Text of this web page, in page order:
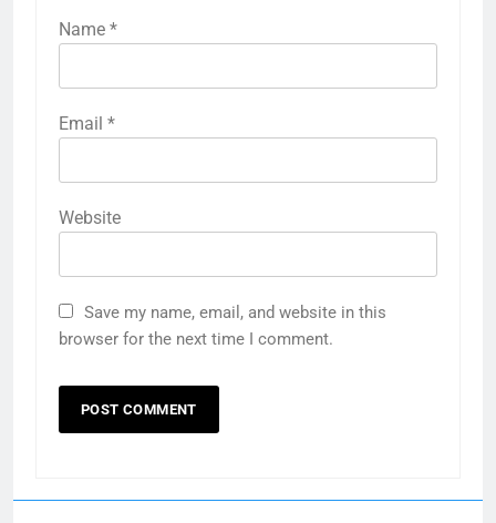
Name *
Email *
Website
Save my name, email, and website in this
browser for the next time I comment.